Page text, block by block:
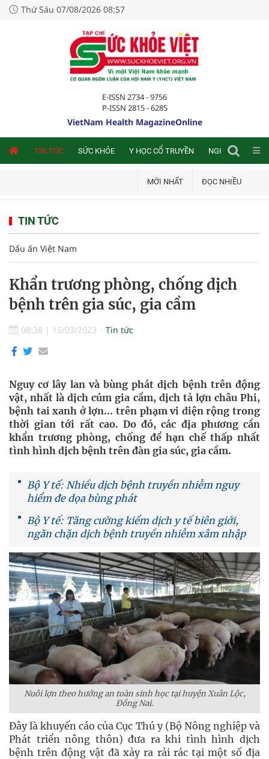
Thứ Sáu 07/08/2026 08:57
E-ISSN 2734 - 9756
P-ISSN 2815 - 6285
VietNam Health MagazineOnline
TIN TỨC SỨC KHỎE Y HỌC CỔ TRUYỀN NGHIÊN CỨU
MỚI NHẤT ĐỌC NHIỀU
TIN TỨC
Dấu ấn Việt Nam
Khẩn trương phòng, chống dịch
bệnh trên gia súc, gia cầm
08:38 | 15/03/2023 Tin tức
Nguy cơ lây lan và bùng phát dịch bệnh trên động
vật, nhất là dịch cúm gia cầm, dịch tả lợn châu Phi,
bệnh tai xanh ở lợn... trên phạm vi diện rộng trong
thời gian tới rất cao. Do đó, các địa phương cần
khẩn trương phòng, chống để hạn chế thấp nhất
tình hình dịch bệnh trên đàn gia súc, gia cầm.
Bộ Y tế: Nhiều dịch bệnh truyền nhiễm nguy
hiểm đe dọa bùng phát
Bộ Y tế: Tăng cường kiểm dịch y tế biên giới,
ngăn chặn dịch bệnh truyền nhiễm xâm nhập
Nuôi lợn theo hướng an toàn sinh học tại huyện Xuân Lộc,
Đồng Nai.
Đây là khuyến cáo của Cục Thú y (Bộ Nông nghiệp và
Phát triển nông thôn) đưa ra khi tình hình dịch
bệnh trên động vật đã xảy ra rải rác tại một số địa